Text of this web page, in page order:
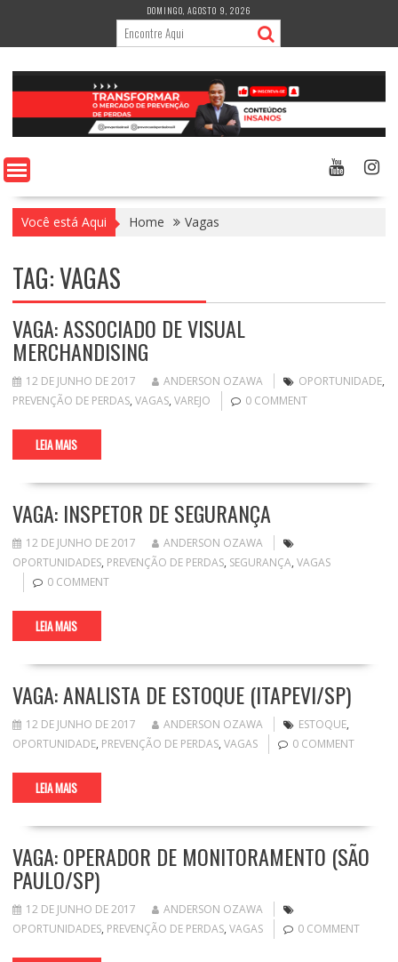
content
DOMINGO, AGOSTO 9, 2026
Você está Aqui Home Vagas
TAG:VAGAS
VAGA: ASSOCIADO DE VISUAL
MERCHANDISING
12 DE JUNHO DE 2017 ANDERSON OZAWA OPORTUNIDADE,
PREVENÇÃO DE PERDAS, VAGAS, VAREJO 0 COMMENT
LEIA MAIS
VAGA: INSPETOR DE SEGURANÇA
12 DE JUNHO DE 2017
ANDERSON OZAWA
OPORTUNIDADES, PREVENÇÃO DE PERDAS, SEGURANÇA, VAGAS
0 COMMENT
LEIA MAIS
VAGA: ANALISTA DE ESTOQUE (ITAPEVI/SP)
12 DE JUNHO DE 2017 ANDERSON OZAWA ESTOQUE,
OPORTUNIDADE, PREVENÇÃO DE PERDAS, VAGAS 0 COMMENT
LEIA MAIS
VAGA: OPERADOR DE MONITORAMENTO (SÃO
PAULO/SP)
12 DE JUNHO DE 2017
ANDERSON OZAWA
OPORTUNIDADES, PREVENÇÃO DE PERDAS, VAGAS 0 COMMENT